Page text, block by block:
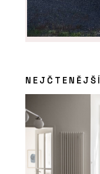
NEJČTENĚJŠÍ